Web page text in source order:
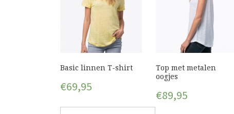
Basic linnen T-shirt
€69,95
Top met metalen
oogjes
€89,95